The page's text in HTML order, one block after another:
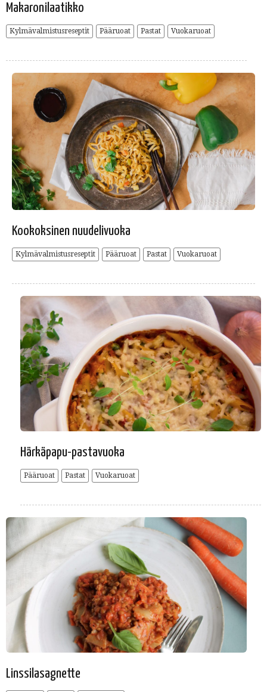
Makaronilaatikko
Kylmävalmistusreseptit Pääruoat Pastat Vuokaruoat
Kookoksinen nuudelivuoka
Kylmävalmistusreseptit Pääruoat Pastat Vuokaruoat
Härkäpapu-pastavuoka
Pääruoat Pastat Vuokaruoat
Linssilasagnette